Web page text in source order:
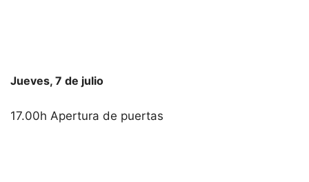
Jueves, 7 de julio
17.00h Apertura de puertas